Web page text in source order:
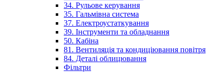
34. Рульове керування
35. Гальмівна система
37. Електроустаткування
39. Інструменти та обладнання
50. Кабіна
81. Вентиляція та кондиціювання повітря
84. Деталі облицювання
Фільтри